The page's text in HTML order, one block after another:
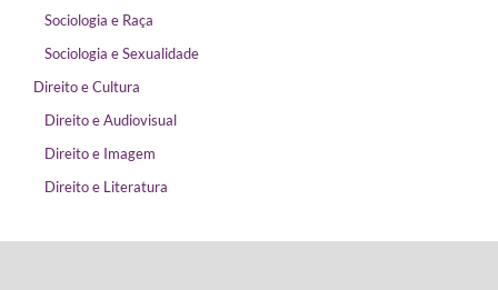
Sociologia e Raça
Sociologia e Sexualidade
Direito e Cultura
Direito e Audiovisual
Direito e Imagem
Direito e Literatura